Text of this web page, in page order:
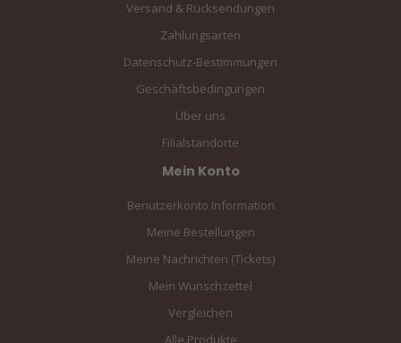
Versand & Rücksendungen
Zahlungsarten
Datenschutz-Bestimmungen
Geschäftsbedingungen
Über uns
Filialstandorte
Mein Konto
Benutzerkonto Information
Meine Bestellungen
Meine Nachrichten (Tickets)
Mein Wunschzettel
Vergleichen
Alle Produkte